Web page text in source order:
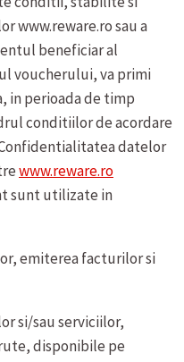
www.reware.ro sau a
beneficiar al
voucherului, va primi
in perioada de timp
conditiilor de acordare
datelor
www.reware.ro
sunt utilizate in
emiterea facturilor si
si/sau serviciilor,
disponibile pe